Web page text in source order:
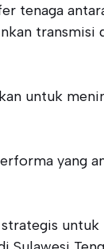
tenaga
transmisi
untuk
yang
untuk